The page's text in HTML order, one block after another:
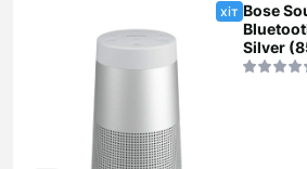
хіт Bose
Silver